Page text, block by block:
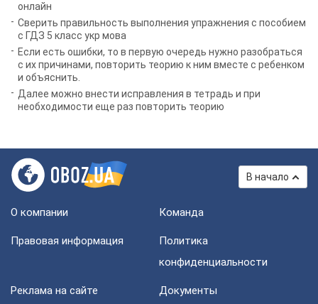
онлайн
Сверить правильность выполнения упражнения с пособием
с ГДЗ 5 класс укр мова
Если есть ошибки, то в первую очередь нужно разобраться
с их причинами, повторить теорию к ним вместе с ребенком
и объяснить.
Далее можно внести исправления в тетрадь и при
необходимости еще раз повторить теорию
В начало
О компании Команда
Правовая информация
Политика
конфиденциальности
Реклама на сайте Документы